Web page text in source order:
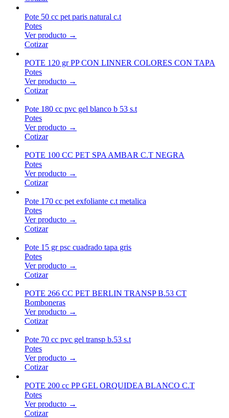
Pote 50 cc pet paris natural c.t
Potes
Ver producto →
Cotizar
POTE 120 gr PP CON LINNER COLORES CON TAPA
Potes
Ver producto →
Cotizar
Pote 180 cc pvc gel blanco b 53 s.t
Potes
Ver producto →
Cotizar
POTE 100 CC PET SPA AMBAR C.T NEGRA
Potes
Ver producto →
Cotizar
Pote 170 cc pet exfoliante c.t metalica
Potes
Ver producto →
Cotizar
Pote 15 gr psc cuadrado tapa gris
Potes
Ver producto →
Cotizar
POTE 266 CC PET BERLIN TRANSP B.53 CT
Bomboneras
Ver producto →
Cotizar
Pote 70 cc pvc gel transp b.53 s.t
Potes
Ver producto →
Cotizar
POTE 200 cc PP GEL ORQUIDEA BLANCO C.T
Potes
Ver producto →
Cotizar